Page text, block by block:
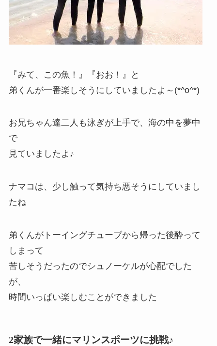
『みて、この魚！』『おお！』と
弟くんが一番楽しそうにしていましたよ～(*^o^*)
お兄ちゃん達二人も泳ぎが上手で、海の中を夢中
で
見ていましたよ♪
ナマコは、少し触って気持ち悪そうにしていまし
たね
弟くんがトーイングチューブから帰った後酔って
しまって
苦しそうだったのでシュノーケルが心配でした
が、
時間いっぱい楽しむことができました
2家族で一緒にマリンスポーツに挑戦♪